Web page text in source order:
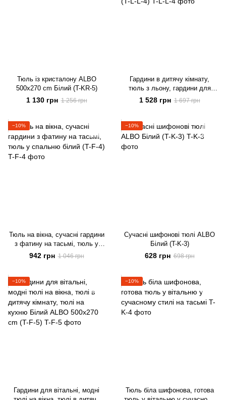
Тюль із кристалону ALBO
500x270 cm Білий (T-KR-5)
1 130 грн 1 256 грн
Гардини в дитячу кімнату,
тюль з льону, гардини для
спальні, тюлі на кухню білий
(T-L-L-4)
1 528 грн 1 697 грн
−10%
Тюль на вікна, сучасні гардини
з фатину на тасьмі, тюль у
спальню білий (T-F-4)
942 грн 1 046 грн
−10%
Сучасні шифонові тюлі ALBO
Білий (T-K-3)
628 грн 698 грн
−10%
Гардини для вітальні, модні
−10%
Тюль біла шифонова, готова